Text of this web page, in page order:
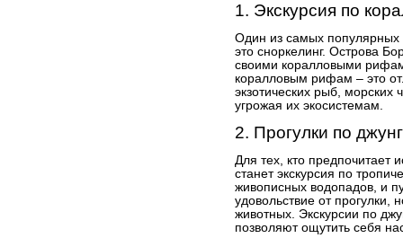
1. Экскурсия по
Один из самых популярных
это сноркелинг. Острова
своими коралловыми
коралловым рифам – это
экзотических рыб, морских
угрожая их экосистемам.
2. Прогулки по
Для тех, кто предпочитает
станет экскурсия по
живописных водопадов, и
удовольствие от прогулки,
животных. Экскурсии по
позволяют ощутить себя